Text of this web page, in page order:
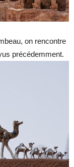
on rencontre
précédemment.